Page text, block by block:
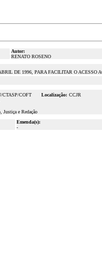
Autor:
RENATO ROSENO
DE 1996, PARA FACILITAR O ACESSO
CTASP/COFT Localização: CCJR
e Redação
Emenda(s):
-